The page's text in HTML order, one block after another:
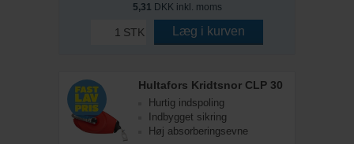
5,31 DKK inkl. moms
STK Læg i kurven
Hultafors Kridtsnor CLP 30
Hurtig indspoling
Indbygget sikring
Høj absorberingsevne